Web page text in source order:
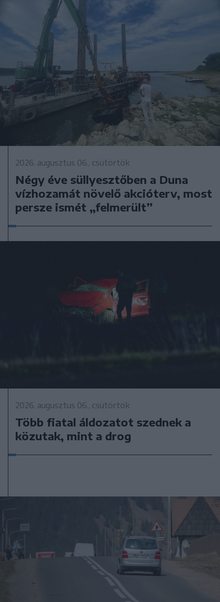
2026. augusztus 06., csütörtök
Négy éve süllyesztőben a Duna
vízhozamát növelő akcióterv, most
persze ismét „felmerült”
2026. augusztus 06., csütörtök
Több fiatal áldozatot szednek a
közutak, mint a drog